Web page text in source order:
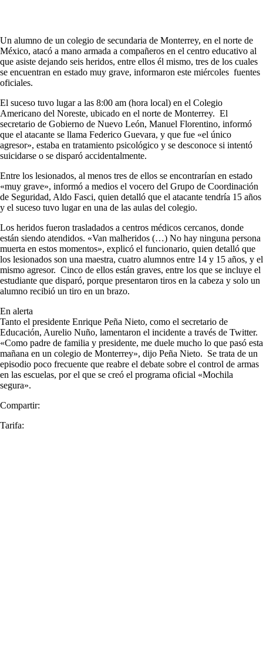
Un alumno de un colegio de secundaria de Monterrey, en el norte de
México, atacó a mano armada a compañeros en el centro educativo al
que asiste dejando seis heridos, entre ellos él mismo, tres de los cuales
se encuentran en estado muy grave, informaron este miércoles fuentes
oficiales.
El suceso tuvo lugar a las 8:00 am (hora local) en el Colegio
Americano del Noreste, ubicado en el norte de Monterrey. El
secretario de Gobierno de Nuevo León, Manuel Florentino, informó
que el atacante se llama Federico Guevara, y que fue «el único
agresor», estaba en tratamiento psicológico y se desconoce si intentó
suicidarse o se disparó accidentalmente.
Entre los lesionados, al menos tres de ellos se encontrarían en estado
«muy grave», informó a medios el vocero del Grupo de Coordinación
de Seguridad, Aldo Fasci, quien detalló que el atacante tendría 15 años
y el suceso tuvo lugar en una de las aulas del colegio.
Los heridos fueron trasladados a centros médicos cercanos, donde
están siendo atendidos. «Van malheridos (…) No hay ninguna persona
muerta en estos momentos», explicó el funcionario, quien detalló que
los lesionados son una maestra, cuatro alumnos entre 14 y 15 años, y el
mismo agresor. Cinco de ellos están graves, entre los que se incluye el
estudiante que disparó, porque presentaron tiros en la cabeza y solo un
alumno recibió un tiro en un brazo.
En alerta
Tanto el presidente Enrique Peña Nieto, como el secretario de
Educación, Aurelio Nuño, lamentaron el incidente a través de Twitter.
«Como padre de familia y presidente, me duele mucho lo que pasó esta
mañana en un colegio de Monterrey», dijo Peña Nieto. Se trata de un
episodio poco frecuente que reabre el debate sobre el control de armas
en las escuelas, por el que se creó el programa oficial «Mochila
segura».
Compartir:
Tarifa: